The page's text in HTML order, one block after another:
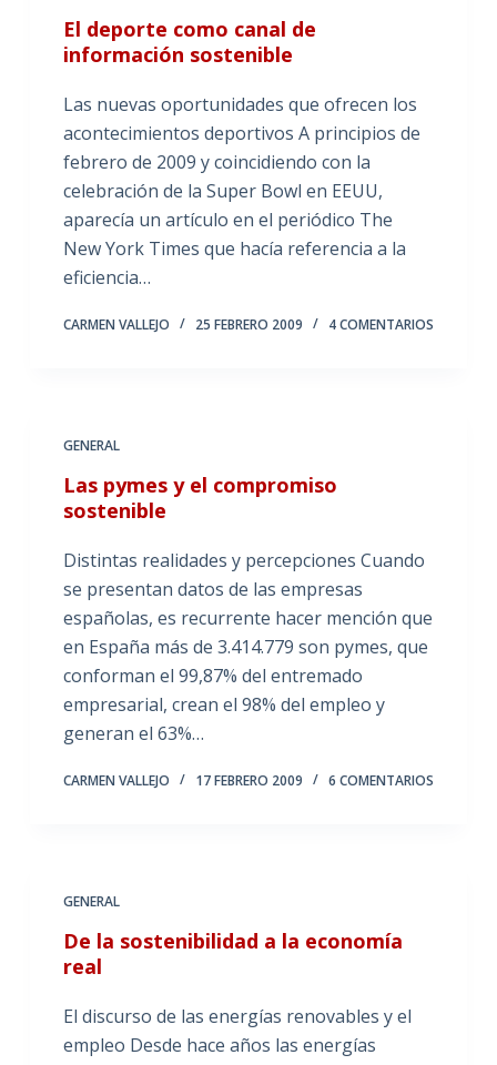
El deporte como canal de
información sostenible
Las nuevas oportunidades que ofrecen los
acontecimientos deportivos A principios de
febrero de 2009 y coincidiendo con la
celebración de la Super Bowl en EEUU,
aparecía un artículo en el periódico The
New York Times que hacía referencia a la
eficiencia…
CARMEN VALLEJO 25 FEBRERO 2009 4 COMENTARIOS
GENERAL
Las pymes y el compromiso
sostenible
Distintas realidades y percepciones Cuando
se presentan datos de las empresas
españolas, es recurrente hacer mención que
en España más de 3.414.779 son pymes, que
conforman el 99,87% del entremado
empresarial, crean el 98% del empleo y
generan el 63%…
CARMEN VALLEJO 17 FEBRERO 2009 6 COMENTARIOS
GENERAL
De la sostenibilidad a la economía
real
El discurso de las energías renovables y el
empleo Desde hace años las energías